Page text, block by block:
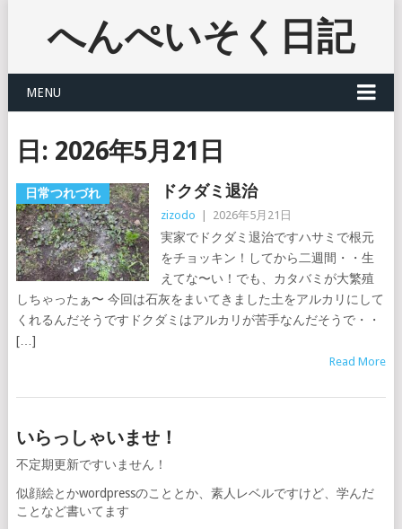
へんぺいそく日記
MENU
日: 2026年5月21日
日常つれづれ ドクダミ退治
zizodo 2026年5月21日
実家でドクダミ退治ですハサミで根元
をチョッキン！してから二週間・・生
えてな〜い！でも、カタバミが大繁殖
しちゃったぁ〜 今回は石灰をまいてきました土をアルカリにして
くれるんだそうですドクダミはアルカリが苦手なんだそうで・・
[…]
Read More
いらっしゃいませ！
不定期更新ですいません！
似顔絵とかwordpressのこととか、素人レベルですけど、学んだ
ことなど書いてます